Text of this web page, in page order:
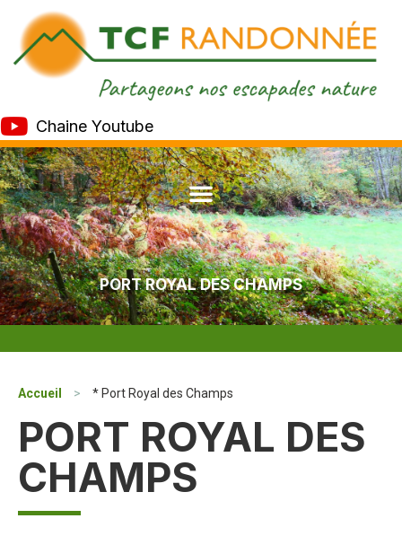
Chaine Youtube
PORT ROYAL DES CHAMPS
Accueil > * Port Royal des Champs
PORT ROYAL DES
CHAMPS